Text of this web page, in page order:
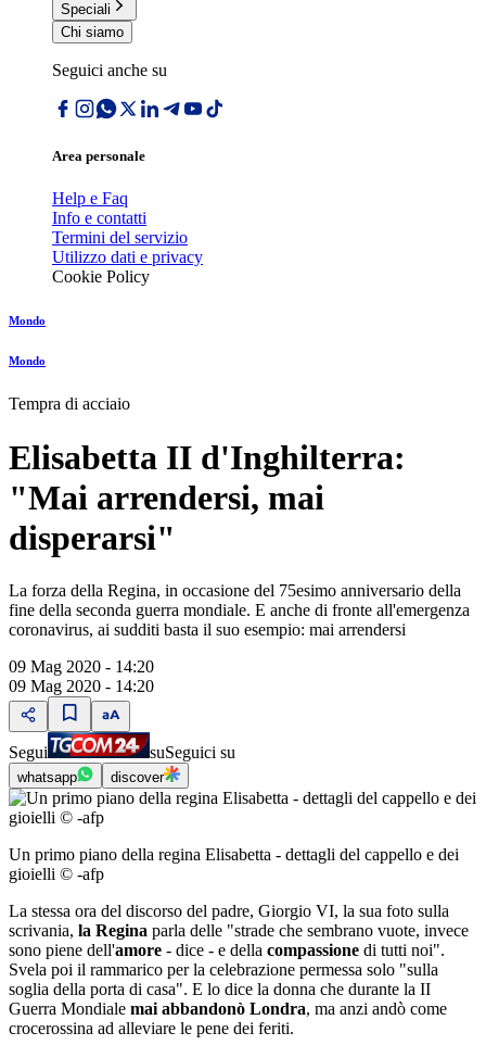
Speciali
Chi siamo
Seguici anche su
Area personale
Help e Faq
Info e contatti
Termini del servizio
Utilizzo dati e privacy
Cookie Policy
Mondo
Mondo
Tempra di acciaio
Elisabetta II d'Inghilterra:
"Mai arrendersi, mai
disperarsi"
La forza della Regina, in occasione del 75esimo anniversario della
fine della seconda guerra mondiale. E anche di fronte all'emergenza
coronavirus, ai sudditi basta il suo esempio: mai arrendersi
09 Mag 2020 - 14:20
09 Mag 2020 - 14:20
Segui suSeguici su
whatsapp discover
Un primo piano della regina Elisabetta - dettagli del cappello e dei
gioielli © -afp
La stessa ora del discorso del padre, Giorgio VI, la sua foto sulla
scrivania, la Regina parla delle "strade che sembrano vuote, invece
sono piene dell'amore - dice - e della compassione di tutti noi".
Svela poi il rammarico per la celebrazione permessa solo "sulla
soglia della porta di casa". E lo dice la donna che durante la II
Guerra Mondiale mai abbandonò Londra, ma anzi andò come
crocerossina ad alleviare le pene dei feriti.